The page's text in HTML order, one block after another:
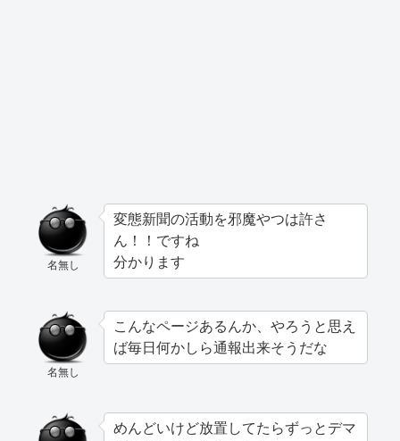
名無し
変態新聞の活動を邪魔やつは許さ
ん！！ですね
分かります
名無し
こんなページあるんか、やろうと思え
ば毎日何かしら通報出来そうだな
めんどいけど放置してたらずっとデマ